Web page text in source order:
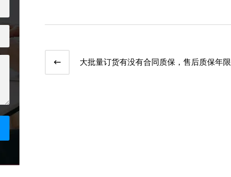
大批量订货有没有合同质保，售后质保年限